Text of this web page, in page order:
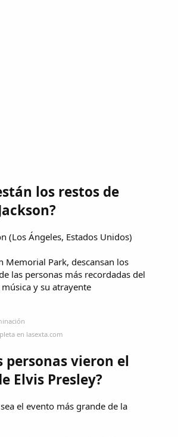
los restos de
(Los Ángeles, Estados Unidos)
Memorial Park, descansan los
las personas más recordadas del
y su atrayente
en lasexta.com
personas vieron el
Elvis Presley?
el evento más grande de la